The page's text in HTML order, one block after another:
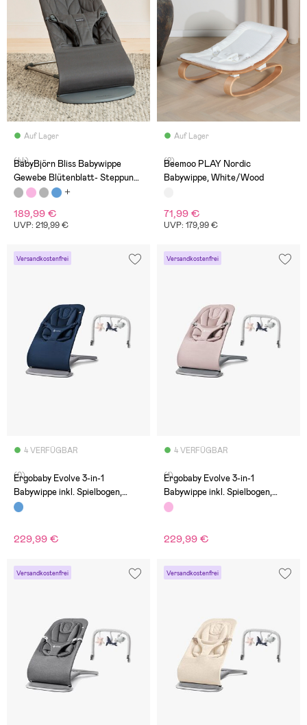
Auf Lager
(44)
BabyBjörn Bliss Babywippe
Gewebe Blütenblatt- Steppung,
Anthrazitgrau
189,99 €
UVP: 219,99 €
Auf Lager
(2)
Beemoo PLAY Nordic
Babywippe, White/Wood
71,99 €
UVP: 179,99 €
Versandkostenfrei
4 VERFÜGBAR
(0)
Ergobaby Evolve 3-in-1
Babywippe inkl. Spielbogen,
Midnight Blue
229,99 €
Versandkostenfrei
4 VERFÜGBAR
(1)
Ergobaby Evolve 3-in-1
Babywippe inkl. Spielbogen,
Blush Pink
229,99 €
Versandkostenfrei Versandkostenfrei